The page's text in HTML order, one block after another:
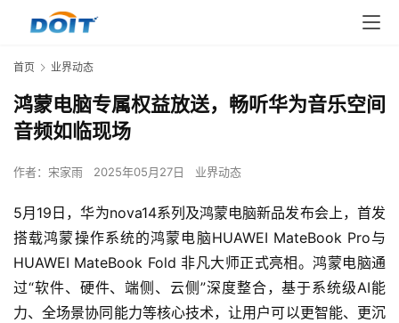
首页 业界动态
鸿蒙电脑专属权益放送，畅听华为音乐空间
音频如临现场
作者： 宋家雨 2025年05月27日 业界动态
5月19日，华为nova14系列及鸿蒙电脑新品发布会上，首发
搭载鸿蒙操作系统的鸿蒙电脑HUAWEI MateBook Pro与
HUAWEI MateBook Fold 非凡大师正式亮相。鸿蒙电脑通
过“软件、硬件、端侧、云侧”深度整合，基于系统级AI能
力、全场景协同能力等核心技术，让用户可以更智能、更沉